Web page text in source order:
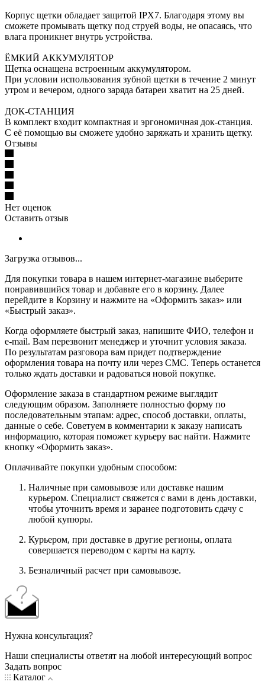
Корпус щетки обладает защитой IPX7. Благодаря этому вы
сможете промывать щетку под струей воды, не опасаясь, что
влага проникнет внутрь устройства.
ЁМКИЙ АККУМУЛЯТОР
Щетка оснащена встроенным аккумулятором.
При условии использования зубной щетки в течение 2 минут
утром и вечером, одного заряда батареи хватит на 25 дней.
ДОК-СТАНЦИЯ
В комплект входит компактная и эргономичная док-станция.
С её помощью вы сможете удобно заряжать и хранить щетку.
Отзывы
Нет оценок
Оставить отзыв
Загрузка отзывов...
Для покупки товара в нашем интернет-магазине выберите
понравившийся товар и добавьте его в корзину. Далее
перейдите в Корзину и нажмите на «Оформить заказ» или
«Быстрый заказ».
Когда оформляете быстрый заказ, напишите ФИО, телефон и
e-mail. Вам перезвонит менеджер и уточнит условия заказа.
По результатам разговора вам придет подтверждение
оформления товара на почту или через СМС. Теперь останется
только ждать доставки и радоваться новой покупке.
Оформление заказа в стандартном режиме выглядит
следующим образом. Заполняете полностью форму по
последовательным этапам: адрес, способ доставки, оплаты,
данные о себе. Советуем в комментарии к заказу написать
информацию, которая поможет курьеру вас найти. Нажмите
кнопку «Оформить заказ».
Оплачивайте покупки удобным способом:
Наличные при самовывозе или доставке нашим
курьером. Специалист свяжется с вами в день доставки,
чтобы уточнить время и заранее подготовить сдачу с
любой купюры.
Курьером, при доставке в другие регионы, оплата
совершается переводом с карты на карту.
Безналичный расчет при самовывозе.
Нужна консультация?
Наши специалисты ответят на любой интересующий вопрос
Задать вопрос
Каталог